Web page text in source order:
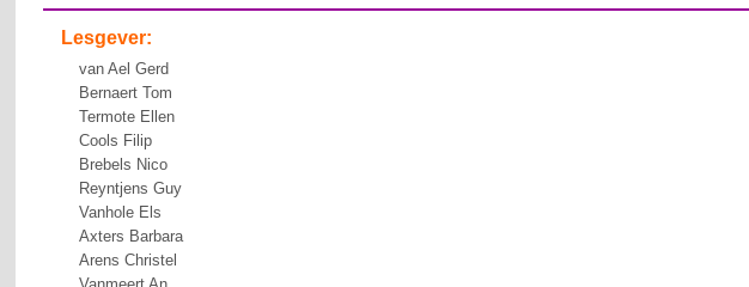
Lesgever:
van Ael Gerd
Bernaert Tom
Termote Ellen
Cools Filip
Brebels Nico
Reyntjens Guy
Vanhole Els
Axters Barbara
Arens Christel